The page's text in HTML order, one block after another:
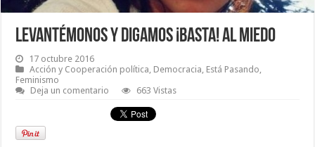
Levantémonos y digamos ¡Basta! al miedo
17 octubre 2016
Acción y Cooperación política, Democracia, Está Pasando,
Feminismo
Deja un comentario
663 Vistas